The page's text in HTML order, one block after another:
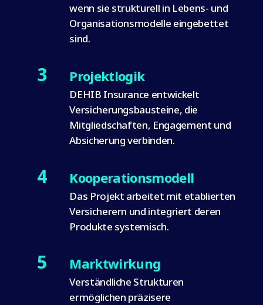
wenn sie strukturell in Lebens- und
Organisationsmodelle eingebettet
sind.
3 Projektlogik
DEHIB Insurance entwickelt
Versicherungsbausteine, die
Mitgliedschaften, Engagement und
Absicherung verbinden.
4 Kooperationsmodell
Das Projekt arbeitet mit etablierten
Versicherern und integriert deren
Produkte systemisch.
5 Marktwirkung
Verständliche Strukturen
ermöglichen präzisere